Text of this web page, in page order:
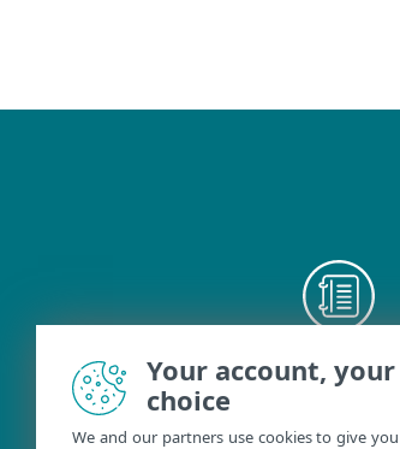
Your account,
choice
We and our partners use cookies to give